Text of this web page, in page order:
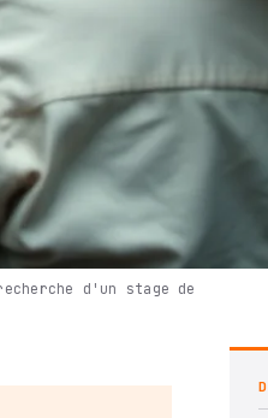
d'un stage de